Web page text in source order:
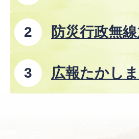
防災行政無
広報たかし